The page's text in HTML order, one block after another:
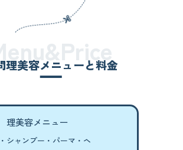
理美容メニューと料金
理美容メニュー
シャンプー・パーマ・ ヘ